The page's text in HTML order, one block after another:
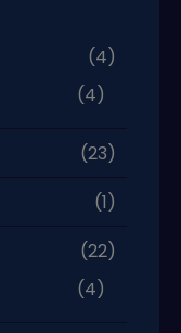
(4)
(4)
(23)
(1)
(22)
(4)